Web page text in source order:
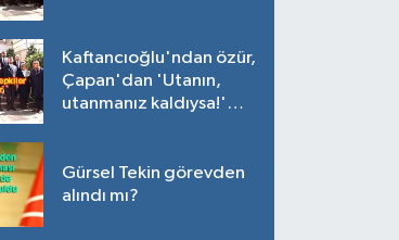
Kaftancıoğlu'ndan özür,
Çapan'dan 'Utanın,
utanmanız kaldıysa!'
Gürsel Tekin görevden
alındı mı?